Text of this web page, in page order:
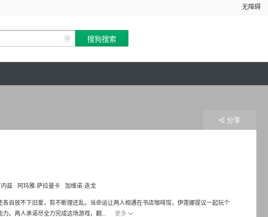
无障碍
内兹 阿玛雅·萨拉曼卡 加维诺·迭戈
自放不下旧爱，剪不断理还乱。当命运让两人相遇在书店咖啡馆，伊莲娜提议一起玩个
。两人承诺尽全力完成这场游戏，翻...
更多
分享